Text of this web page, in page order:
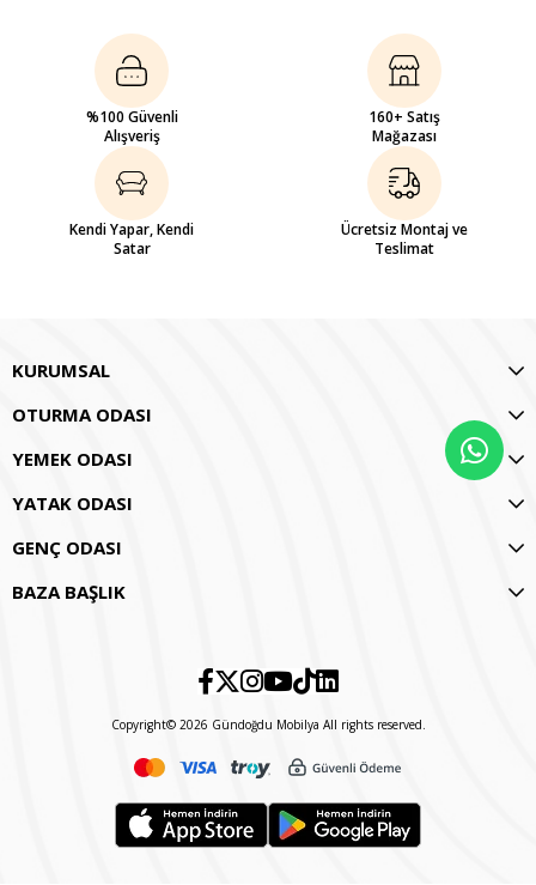
%100 Güvenli
Alışveriş
160+ Satış
Mağazası
Kendi Yapar, Kendi
Satar
Ücretsiz Montaj ve
Teslimat
KURUMSAL
OTURMA ODASI
YEMEK ODASI
YATAK ODASI
GENÇ ODASI
BAZA BAŞLIK
Copyright© 2026 Gündoğdu Mobilya All rights reserved.